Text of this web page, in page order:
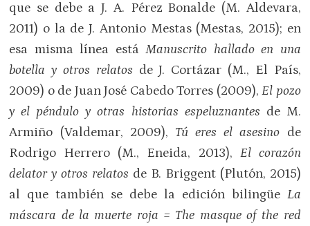
que se debe a J. A. Pérez Bonalde (M. Aldevara,
2011) o la de J. Antonio Mestas (Mestas, 2015); en
esa misma línea estáManuscrito hallado en una
botella y otros relatos de J. Cortázar (M., El País,
2009) o de Juan José Cabedo Torres (2009),El pozo
y el péndulo y otras historias espeluznantes de M.
Armiño (Valdemar, 2009), Tú eres el asesino de
Rodrigo Herrero (M., Eneida, 2013), El corazón
delator y otros relatos de B. Briggent (Plutón, 2015)
al que también se debe la edición bilingüe La
máscara de la muerte roja = The masque of the red